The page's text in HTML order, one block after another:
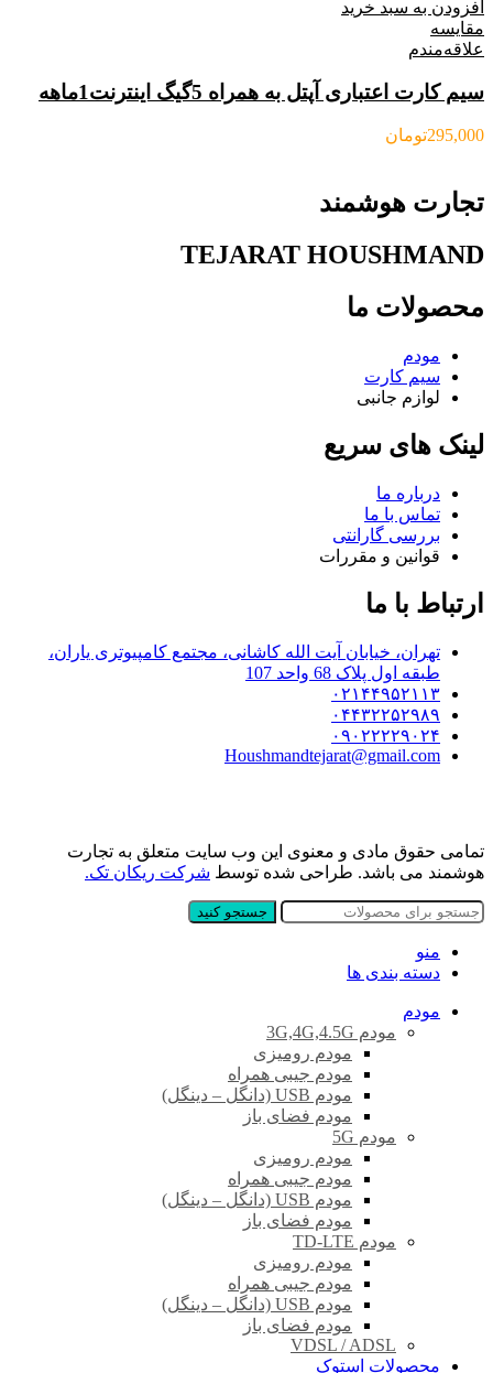
افزودن به سبد خرید
مقایسه
علاقه‌مندم
سیم کارت اعتباری آپتل به همراه 5گیگ اینترنت1ماهه
295,000تومان
تجارت هوشمند
TEJARAT HOUSHMAND
محصولات ما
مودم
سیم کارت
لوازم جانبی
لینک های سریع
درباره ما
تماس با ما
بررسی گارانتی
قوانین و مقررات
ارتباط با ما
تهران، خیابان آیت الله کاشانی، مجتمع کامپیوتری یاران،
طبقه اول پلاک 68 واحد 107
۰۲۱۴۴۹۵۲۱۱۳
۰۴۴۳۲۲۵۲۹۸۹
۰۹۰۲۲۲۲۹۰۲۴
Houshmandtejarat@gmail.com
تمامی حقوق مادی و معنوی این وب سایت متعلق به تجارت
هوشمند می باشد. طراحی شده توسط شرکت ریکان تک.
جستجو کنید
منو
دسته بندی ها
مودم
مودم 3G,4G,4.5G
مودم رومیزی
مودم جیبی همراه
مودم USB (دانگل – دینگل)
مودم فضای باز
مودم 5G
مودم رومیزی
مودم جیبی همراه
مودم USB (دانگل – دینگل)
مودم فضای باز
مودم TD-LTE
مودم رومیزی
مودم جیبی همراه
مودم USB (دانگل – دینگل)
مودم فضای باز
VDSL / ADSL
محصولات استوک